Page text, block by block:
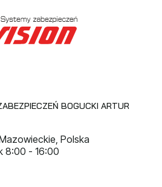
BOGUCKI ARTUR
Polska
8:00 - 16:00